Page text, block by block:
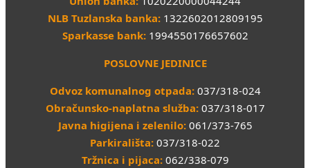
NLB Tuzlanska banka: 1322602012809195
Sparkasse bank: 1994550176657602
POSLOVNE JEDINICE
Odvoz komunalnog otpada: 037/318-024
Obračunsko-naplatna služba: 037/318-017
Javna higijena i zelenilo: 061/373-765
Parkirališta: 037/318-022
Tržnica i pijaca: 062/338-079